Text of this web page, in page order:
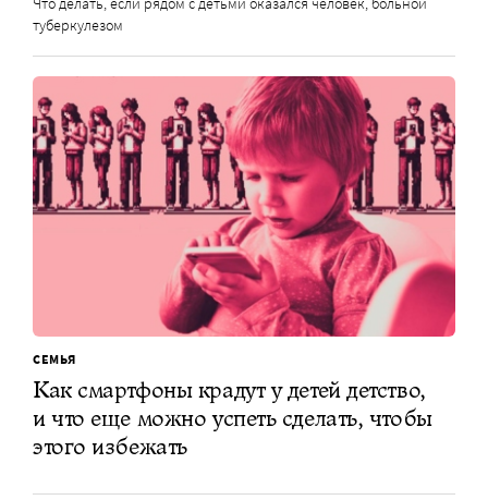
туберкулезом
СЕМЬЯ
Как смартфоны крадут у детей детство,
и что еще можно успеть сделать, чтобы
этого избежать